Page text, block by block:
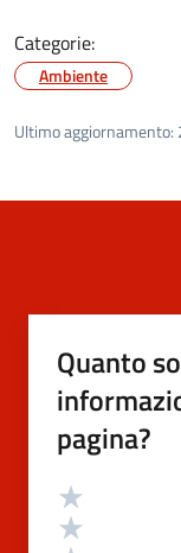
Categorie:
Ambiente
Ultimo aggiornamento:
Quanto
pagina?
Valutazione